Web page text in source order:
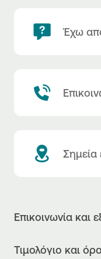
Έχω
Σημεία
Επικοινωνία και
Τιμολόγιο και